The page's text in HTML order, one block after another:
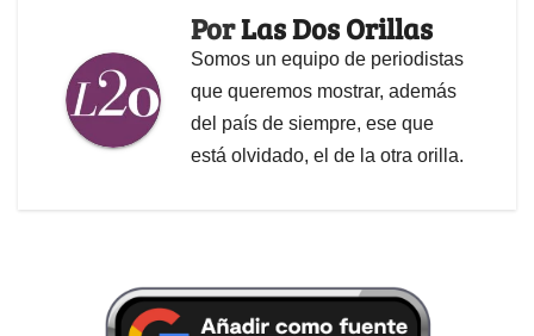
PorLas Dos Orillas
Somos un equipo de periodistas
que queremos mostrar, además
del país de siempre, ese que
está olvidado, el de la otra orilla.